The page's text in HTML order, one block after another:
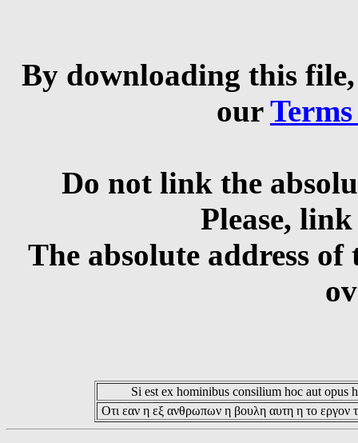
By downloading this
our
Do not link the
Please,
The absolute address
Si est ex hominibus consilium hoc aut opus
Οτι εαν η εξ ανθρωπων η βουλη αυτη η το εργον